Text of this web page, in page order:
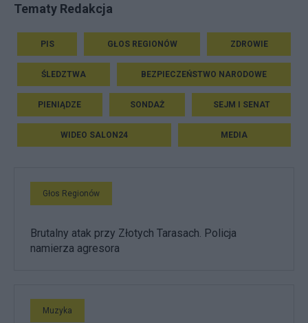
Tematy Redakcja
PIS GŁOS REGIONÓW ZDROWIE
ŚLEDZTWA BEZPIECZEŃSTWO NARODOWE
PIENIĄDZE SONDAŻ SEJM I SENAT
WIDEO SALON24 MEDIA
Głos Regionów
Brutalny atak przy Złotych Tarasach. Policja
namierza agresora
Muzyka